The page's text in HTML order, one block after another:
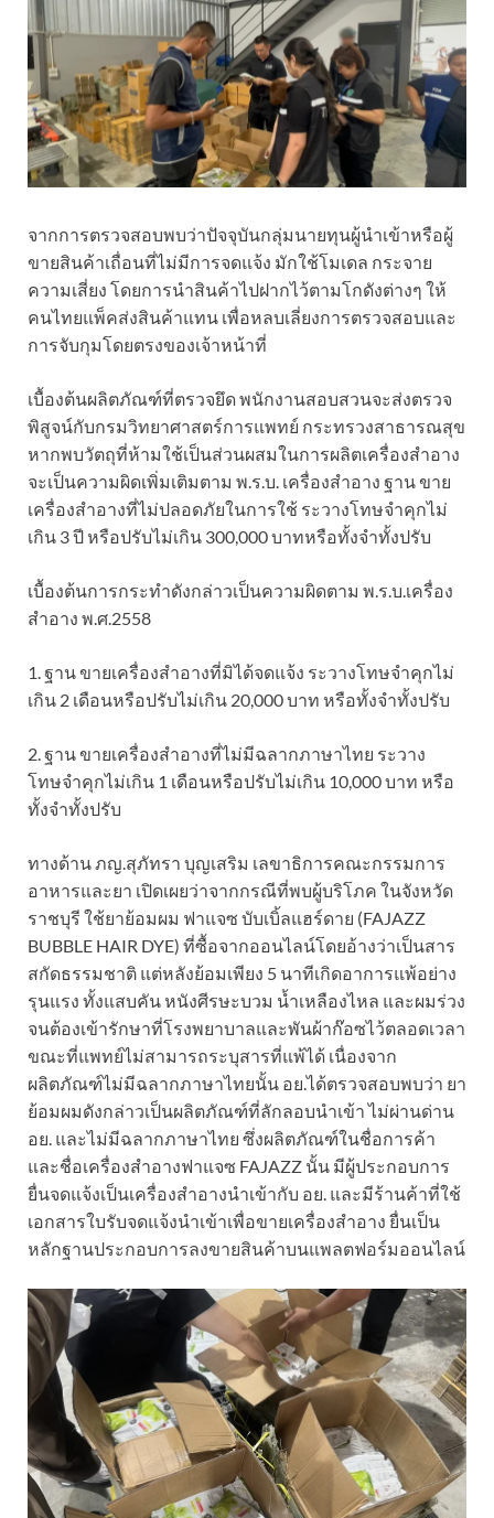
จากการตรวจสอบพบว่าปัจจุบันกลุ่มนายทุนผู้นำเข้าหรือผู้
ขายสินค้าเถื่อนที่ไม่มีการจดแจ้ง มักใช้โมเดล กระจาย
ความเสี่ยง โดยการนำสินค้าไปฝากไว้ตามโกดังต่างๆ ให้
คนไทยแพ็คส่งสินค้าแทน เพื่อหลบเลี่ยงการตรวจสอบและ
การจับกุมโดยตรงของเจ้าหน้าที่
เบื้องต้นผลิตภัณฑ์ที่ตรวจยึด พนักงานสอบสวนจะส่งตรวจ
พิสูจน์กับกรมวิทยาศาสตร์การแพทย์ กระทรวงสาธารณสุข
หากพบวัตถุที่ห้ามใช้เป็นส่วนผสมในการผลิตเครื่องสำอาง
จะเป็นความผิดเพิ่มเติมตาม พ.ร.บ. เครื่องสำอาง ฐาน ขาย
เครื่องสำอางที่ไม่ปลอดภัยในการใช้ ระวางโทษจำคุกไม่
เกิน 3 ปี หรือปรับไม่เกิน 300,000 บาทหรือทั้งจำทั้งปรับ
เบื้องต้นการกระทำดังกล่าวเป็นความผิดตาม พ.ร.บ.เครื่อง
สำอาง พ.ศ.2558
1. ฐาน ขายเครื่องสำอางที่มิได้จดแจ้ง ระวางโทษจำคุกไม่
เกิน 2 เดือนหรือปรับไม่เกิน 20,000 บาท หรือทั้งจำทั้งปรับ
2. ฐาน ขายเครื่องสำอางที่ไม่มีฉลากภาษาไทย ระวาง
โทษจำคุกไม่เกิน 1 เดือนหรือปรับไม่เกิน 10,000 บาท หรือ
ทั้งจำทั้งปรับ
ทางด้าน ภญ.สุภัทรา บุญเสริม เลขาธิการคณะกรรมการ
อาหารและยา เปิดเผยว่าจากกรณีที่พบผู้บริโภค ในจังหวัด
ราชบุรี ใช้ยาย้อมผม ฟาแจซ บับเบิ้ลแฮร์ดาย (FAJAZZ
BUBBLE HAIR DYE) ที่ซื้อจากออนไลน์โดยอ้างว่าเป็นสาร
สกัดธรรมชาติ แต่หลังย้อมเพียง 5 นาทีเกิดอาการแพ้อย่าง
รุนแรง ทั้งแสบคัน หนังศีรษะบวม น้ำเหลืองไหล และผมร่วง
จนต้องเข้ารักษาที่โรงพยาบาลและพันผ้าก๊อซไว้ตลอดเวลา
ขณะที่แพทย์ไม่สามารถระบุสารที่แพ้ได้ เนื่องจาก
ผลิตภัณฑ์ไม่มีฉลากภาษาไทยนั้น อย.ได้ตรวจสอบพบว่า ยา
ย้อมผมดังกล่าวเป็นผลิตภัณฑ์ที่ลักลอบนำเข้า ไม่ผ่านด่าน
อย. และไม่มีฉลากภาษาไทย ซึ่งผลิตภัณฑ์ในชื่อการค้า
และชื่อเครื่องสำอางฟาแจซ FAJAZZ นั้น มีผู้ประกอบการ
ยื่นจดแจ้งเป็นเครื่องสำอางนำเข้ากับ อย. และมีร้านค้าที่ใช้
เอกสารใบรับจดแจ้งนำเข้าเพื่อขายเครื่องสำอาง ยื่นเป็น
หลักฐานประกอบการลงขายสินค้าบนแพลตฟอร์มออนไลน์